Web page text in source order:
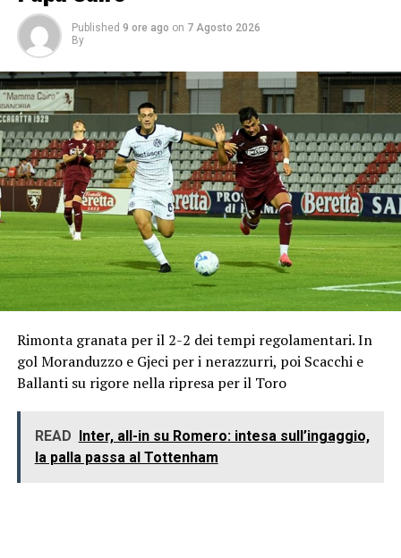
Published 9 ore ago on 7 Agosto 2026
By
Rimonta granata per il 2-2 dei tempi regolamentari. In
gol Moranduzzo e Gjeci per i nerazzurri, poi Scacchi e
Ballanti su rigore nella ripresa per il Toro
READ
Inter, all-in su Romero: intesa sull’ingaggio,
la palla passa al Tottenham